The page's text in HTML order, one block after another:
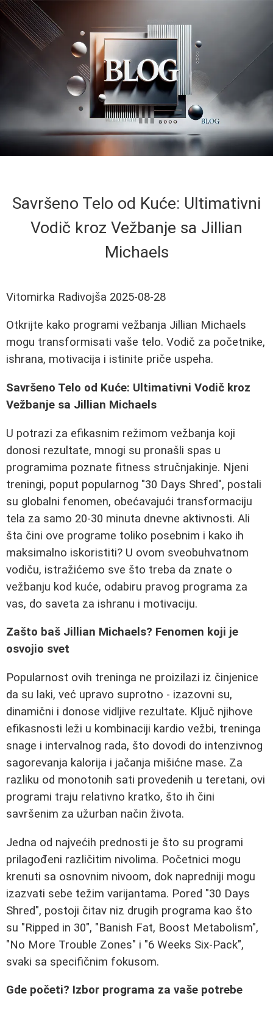
Savršeno Telo od Kuće: Ultimativni
Vodič kroz Vežbanje sa Jillian
Michaels
Vitomirka Radivojša 2025-08-28
Otkrijte kako programi vežbanja Jillian Michaels
mogu transformisati vaše telo. Vodič za početnike,
ishrana, motivacija i istinite priče uspeha.
Savršeno Telo od Kuće: Ultimativni Vodič kroz
Vežbanje sa Jillian Michaels
U potrazi za efikasnim režimom vežbanja koji
donosi rezultate, mnogi su pronašli spas u
programima poznate fitness stručnjakinje. Njeni
treningi, poput popularnog "30 Days Shred", postali
su globalni fenomen, obećavajući transformaciju
tela za samo 20-30 minuta dnevne aktivnosti. Ali
šta čini ove programe toliko posebnim i kako ih
maksimalno iskoristiti? U ovom sveobuhvatnom
vodiču, istražićemo sve što treba da znate o
vežbanju kod kuće, odabiru pravog programa za
vas, do saveta za ishranu i motivaciju.
Zašto baš Jillian Michaels? Fenomen koji je
osvojio svet
Popularnost ovih treninga ne proizilazi iz činjenice
da su laki, već upravo suprotno - izazovni su,
dinamični i donose vidljive rezultate. Ključ njihove
efikasnosti leži u kombinaciji kardio vežbi, treninga
snage i intervalnog rada, što dovodi do intenzivnog
sagorevanja kalorija i jačanja mišićne mase. Za
razliku od monotonih sati provedenih u teretani, ovi
programi traju relativno kratko, što ih čini
savršenim za užurban način života.
Jedna od najvećih prednosti je što su programi
prilagođeni različitim nivolima. Početnici mogu
krenuti sa osnovnim nivoom, dok napredniji mogu
izazvati sebe težim varijantama. Pored "30 Days
Shred", postoji čitav niz drugih programa kao što
su "Ripped in 30", "Banish Fat, Boost Metabolism",
"No More Trouble Zones" i "6 Weeks Six-Pack",
svaki sa specifičnim fokusom.
Gde početi? Izbor programa za vaše potrebe